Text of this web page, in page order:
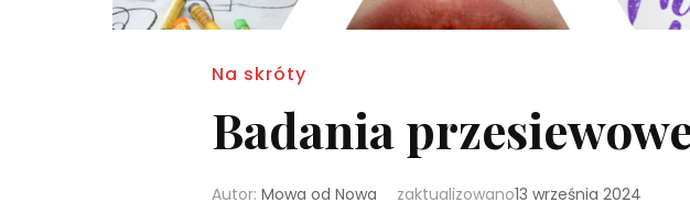
Na skróty
Badania
Autor: Mowa od Nowa zaktualizowano13 września 2024